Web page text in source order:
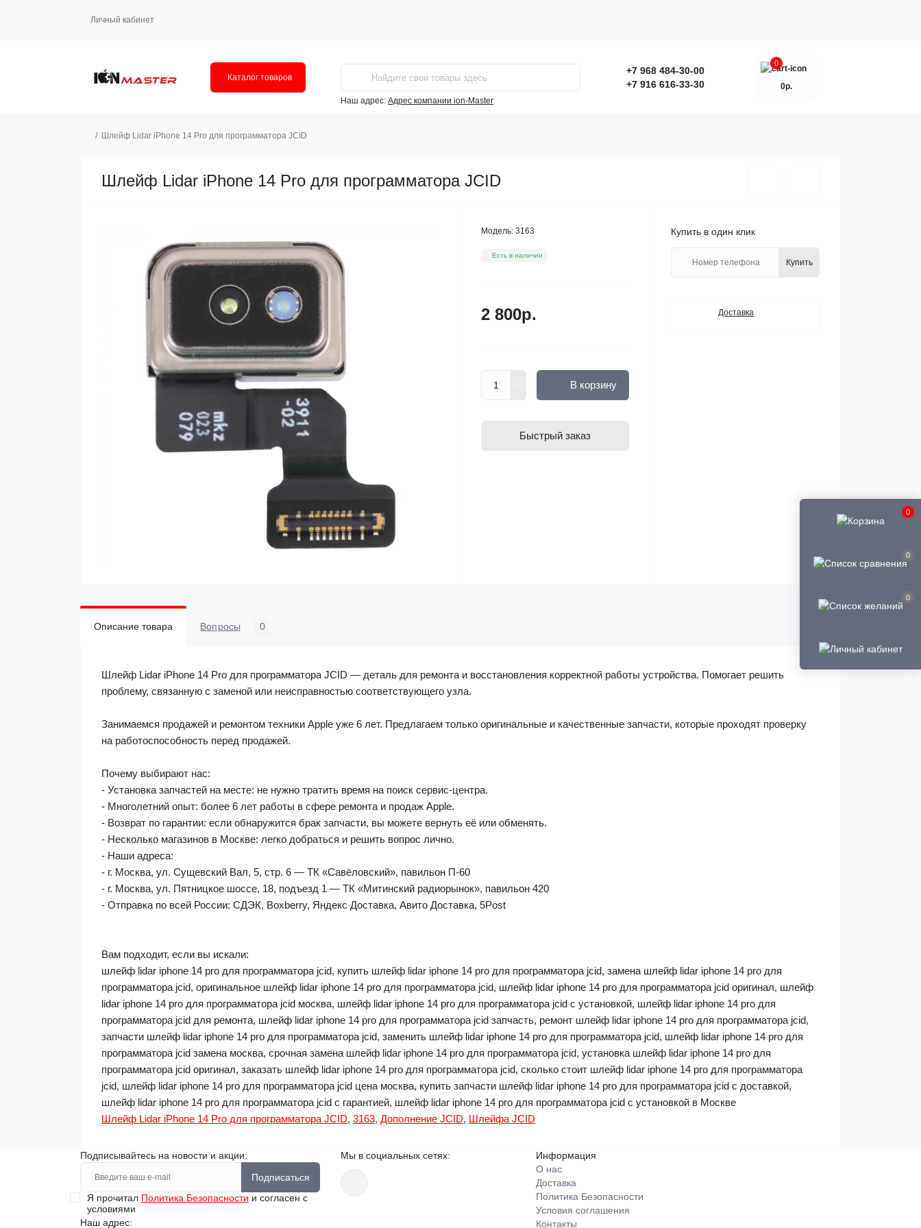
0
0
0
Личный кабинет
Каталог товаров
Наш адрес: Адрес компании ion-Master
+7 968 484-30-00
+7 916 616-33-30
0
0р.
Шлейф Lidar iPhone 14 Pro для программатора JCID
Шлейф Lidar iPhone 14 Pro для программатора JCID
Модель: 3163
Есть в наличии
2 800р.
В корзину
Быстрый заказ
Купить в один клик
Купить
Доставка
Описание товара Вопросы 0
Шлейф Lidar iPhone 14 Pro для программатора JCID — деталь для ремонта и восстановления корректной работы устройства. Помогает решить
проблему, связанную с заменой или неисправностью соответствующего узла.
Занимаемся продажей и ремонтом техники Apple уже 6 лет. Предлагаем только оригинальные и качественные запчасти, которые проходят проверку
на работоспособность перед продажей.
Почему выбирают нас:
- Установка запчастей на месте: не нужно тратить время на поиск сервис-центра.
- Многолетний опыт: более 6 лет работы в сфере ремонта и продаж Apple.
- Возврат по гарантии: если обнаружится брак запчасти, вы можете вернуть её или обменять.
- Несколько магазинов в Москве: легко добраться и решить вопрос лично.
- Наши адреса:
- г. Москва, ул. Сущевский Вал, 5, стр. 6 — ТК «Савёловский», павильон П-60
- г. Москва, ул. Пятницкое шоссе, 18, подъезд 1 — ТК «Митинский радиорынок», павильон 420
- Отправка по всей России: СДЭК, Boxberry, Яндекс Доставка, Авито Доставка, 5Post
Вам подходит, если вы искали:
шлейф lidar iphone 14 pro для программатора jcid, купить шлейф lidar iphone 14 pro для программатора jcid, замена шлейф lidar iphone 14 pro для
программатора jcid, оригинальное шлейф lidar iphone 14 pro для программатора jcid, шлейф lidar iphone 14 pro для программатора jcid оригинал, шлейф
lidar iphone 14 pro для программатора jcid москва, шлейф lidar iphone 14 pro для программатора jcid с установкой, шлейф lidar iphone 14 pro для
программатора jcid для ремонта, шлейф lidar iphone 14 pro для программатора jcid запчасть, ремонт шлейф lidar iphone 14 pro для программатора jcid,
запчасти шлейф lidar iphone 14 pro для программатора jcid, заменить шлейф lidar iphone 14 pro для программатора jcid, шлейф lidar iphone 14 pro для
программатора jcid замена москва, срочная замена шлейф lidar iphone 14 pro для программатора jcid, установка шлейф lidar iphone 14 pro для
программатора jcid оригинал, заказать шлейф lidar iphone 14 pro для программатора jcid, сколько стоит шлейф lidar iphone 14 pro для программатора
jcid, шлейф lidar iphone 14 pro для программатора jcid цена москва, купить запчасти шлейф lidar iphone 14 pro для программатора jcid с доставкой,
шлейф lidar iphone 14 pro для программатора jcid с гарантией, шлейф lidar iphone 14 pro для программатора jcid с установкой в Москве
Шлейф Lidar iPhone 14 Pro для программатора JCID, 3163, Дополнение JCID, Шлейфа JCID
Подписывайтесь на новости и акции:
Подписаться
Я прочитал Политика Безопасности и согласен с
условиями
Наш адрес:
Мы в социальных сетях:
Информация
О нас
Доставка
Политика Безопасности
Условия соглашения
Контакты